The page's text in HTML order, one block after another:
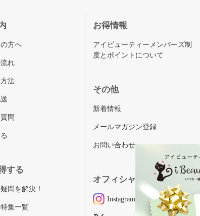
方へ
れ
法
問
する
問を解決！
集一覧
お得情報
アイビューティーメンバーズ制
度とポイントについて
その他
新着情報
メールマガジン登録
お問い合わせ
オフィシャルSNS
Instagram